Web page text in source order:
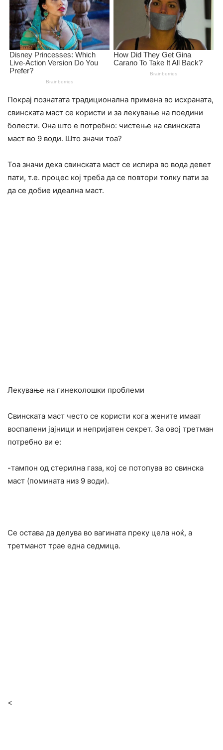
Покрај познатата традиционална примена во исхраната,
свинската маст се користи и за лекување на поедини
болести. Она што е потребно: чистење на свинската
маст во 9 води. Што значи тоа?
Тоа значи дека свинската маст се испира во вода девет
пати, т.е. процес кој треба да се повтори толку пати за
да се добие идеална маст.
Лекување на гинеколошки проблеми
Свинската маст често се користи кога жените имаат
воспалени јајници и непријатен секрет. За овој третман
потребно ви е:
-тампон од стерилна газа, кој се потопува во свинска
маст (помината низ 9 води).
Се остава да делува во вагината преку цела ноќ, а
третманот трае една седмица.
<